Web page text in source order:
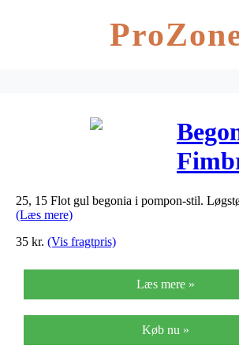
25, 15 Flot gul begonia i pompon-stil.
(Læs mere)
35 kr. (Vis fragtpris)
Læs mere »
Køb nu »